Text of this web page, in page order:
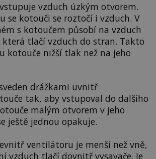
vzduch úzkým otvorem.
se kotouči se roztočí i vzduch. V
s kotoučem působí na vzduch
tlačí vzduch do stran. Takto
kotouče nižší tlak než na jeho
drážkami uvnitř
tak, aby vstupoval do dalšího
malým otvorem v jeho
ještě jednou opakuje.
ventilátoru je menší než vně,
vzduch tlačí dovnitř vysavače. Je